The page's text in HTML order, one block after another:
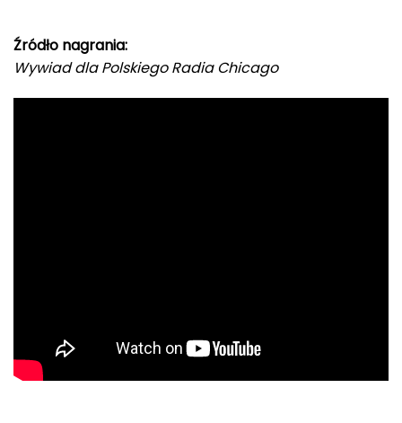
Źródło nagrania:
Wywiad dla Polskiego Radia Chicago